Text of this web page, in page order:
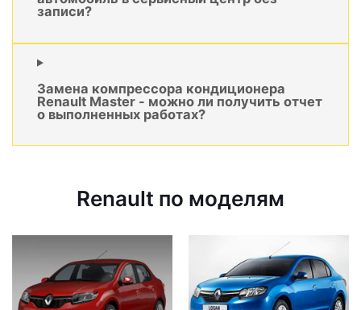
записи?
Замена компрессора кондиционера
Renault Master - можно ли получить отчет
о выполненных работах?
Renault по моделям